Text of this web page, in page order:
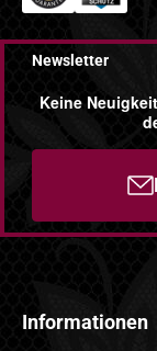
Newsletter
Keine
Informationen